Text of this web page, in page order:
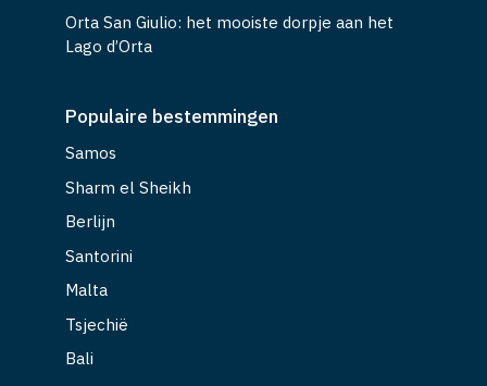
Orta San Giulio: het mooiste dorpje aan het
Lago d’Orta
Populaire bestemmingen
Samos
Sharm el Sheikh
Berlijn
Santorini
Malta
Tsjechië
Bali